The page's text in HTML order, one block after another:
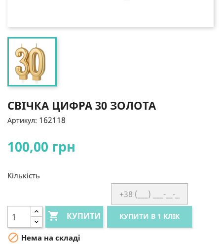
СВІЧКА ЦИФРА 30 ЗОЛОТА
Артикул: 162118
100,00 грн
Кількість
 КУПИТИ КУПИТИ В 1 КЛІК
 Нема на складі